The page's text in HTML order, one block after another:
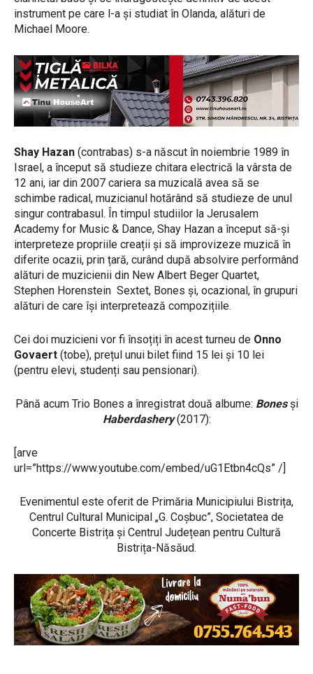
instrument pe care l-a și studiat în Olanda, alături de
Michael Moore.
Shay Hazan (contrabas) s-a născut în noiembrie 1989 în
Israel, a început să studieze chitara electrică la vârsta de
12 ani, iar din 2007 cariera sa muzicală avea să se
schimbe radical, muzicianul hotărând să studieze de unul
singur contrabasul. În timpul studiilor la Jerusalem
Academy for Music & Dance, Shay Hazan a început să-și
interpreteze propriile creații și să improvizeze muzică în
diferite ocazii, prin țară, curând după absolvire performând
alături de muzicienii din New Albert Beger Quartet,
Stephen Horenstein Sextet, Bones și, ocazional, în grupuri
alături de care își interpretează compozițiile.
Cei doi muzicieni vor fi însoțiți în acest turneu de Onno
Govaert (tobe), prețul unui bilet fiind 15 lei și 10 lei
(pentru elevi, studenți sau pensionari).
Până acum Trio Bones a înregistrat două albume: Bonesși
Haberdashery(2017):
[arve
url=”https://www.youtube.com/embed/uG1Etbn4cQs” /]
Evenimentul este oferit de Primăria Municipiului Bistrița,
Centrul Cultural Municipal „G. Coșbuc”, Societatea de
Concerte Bistrița și Centrul Județean pentru Cultură
Bistrița-Năsăud.